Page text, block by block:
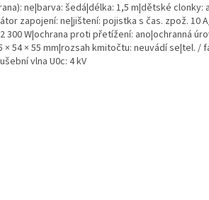
ne|barva: šedá|délka: 1,5 m|dětské clonky:
zapojení: ne|jištení: pojistka s čas. zpož. 10
300 W|ochrana proti přetížení: ano|ochranná
54 × 55 mm|rozsah kmitočtu: neuvádí se|tel. /
vlna U0c: 4 kV